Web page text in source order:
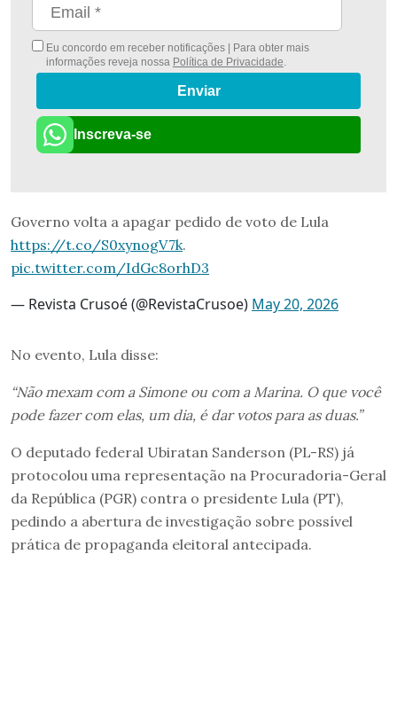
Eu concordo em receber notificações | Para obter mais
informações reveja nossa Política de Privacidade.
Enviar
Inscreva-se
Governo volta a apagar pedido de voto de Lula
https://t.co/S0xynogV7k.
pic.twitter.com/IdGc8orhD3
— Revista Crusoé (@RevistaCrusoe) May 20, 2026
No evento, Lula disse:
“Não mexam com a Simone ou com a Marina. O que você
pode fazer com elas, um dia, é dar votos para as duas.”
O deputado federal Ubiratan Sanderson (PL-RS) já
protocolou uma representação na Procuradoria-Geral
da República (PGR) contra o presidente Lula (PT),
pedindo a abertura de investigação sobre possível
prática de propaganda eleitoral antecipada.